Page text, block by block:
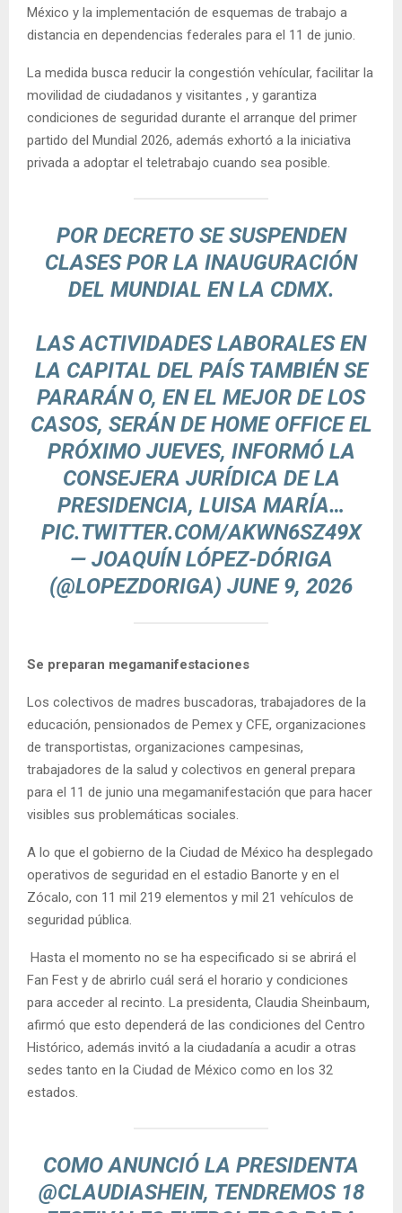
México y la implementación de esquemas de trabajo a
distancia en dependencias federales para el 11 de junio.
La medida busca reducir la congestión vehícular, facilitar la
movilidad de ciudadanos y visitantes , y garantiza
condiciones de seguridad durante el arranque del primer
partido del Mundial 2026, además exhortó a la iniciativa
privada a adoptar el teletrabajo cuando sea posible.
POR DECRETO SE SUSPENDEN
CLASES POR LA INAUGURACIÓN
DEL MUNDIAL EN LA CDMX.
LAS ACTIVIDADES LABORALES EN
LA CAPITAL DEL PAÍS TAMBIÉN SE
PARARÁN O, EN EL MEJOR DE LOS
CASOS, SERÁN DE HOME OFFICE EL
PRÓXIMO JUEVES, INFORMÓ LA
CONSEJERA JURÍDICA DE LA
PRESIDENCIA, LUISA MARÍA…
PIC.TWITTER.COM/AKWN6SZ49X
— JOAQUÍN LÓPEZ-DÓRIGA
(@LOPEZDORIGA) JUNE 9, 2026
Se preparan megamanifestaciones
Los colectivos de madres buscadoras, trabajadores de la
educación, pensionados de Pemex y CFE, organizaciones
de transportistas, organizaciones campesinas,
trabajadores de la salud y colectivos en general prepara
para el 11 de junio una megamanifestación que para hacer
visibles sus problemáticas sociales.
A lo que el gobierno de la Ciudad de México ha desplegado
operativos de seguridad en el estadio Banorte y en el
Zócalo, con 11 mil 219 elementos y mil 21 vehículos de
seguridad pública.
Hasta el momento no se ha especificado si se abrirá el
Fan Fest y de abrirlo cuál será el horario y condiciones
para acceder al recinto. La presidenta, Claudia Sheinbaum,
afirmó que esto dependerá de las condiciones del Centro
Histórico, además invitó a la ciudadanía a acudir a otras
sedes tanto en la Ciudad de México como en los 32
estados.
COMO ANUNCIÓ LA PRESIDENTA
@CLAUDIASHEIN, TENDREMOS 18